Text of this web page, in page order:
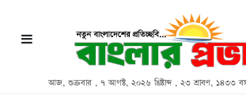
আজ, শুক্রবার , ৭ আগস্ট, ২০২৬ খ্রিষ্টাব্দ , ২৩ শ্রাবণ, ১৪৩৩